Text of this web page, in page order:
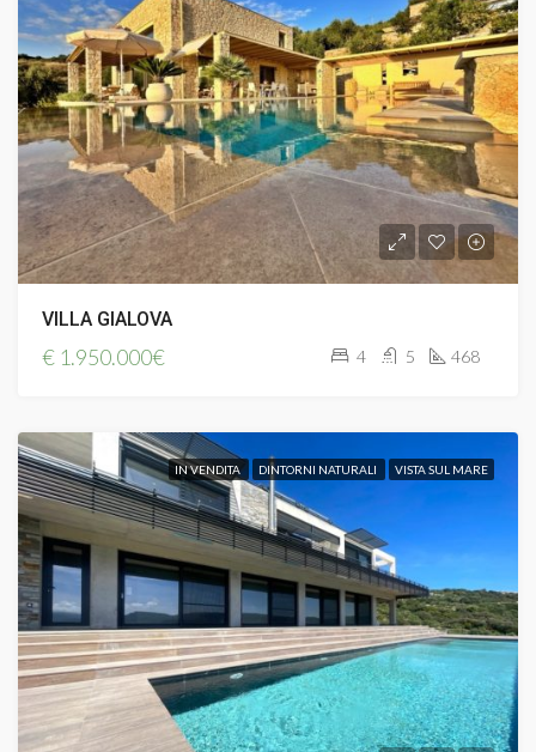
VILLA GIALOVA
€ 1.950.000€ 4 5 468
IN VENDITA DINTORNI NATURALI VISTA SUL MARE